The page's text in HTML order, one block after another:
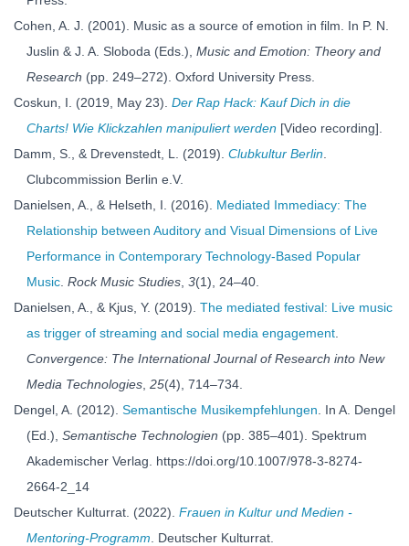
Cohen, A. J. (2001). Music as a source of emotion in film. In P. N.
Juslin & J. A. Sloboda (Eds.), Music and Emotion: Theory and
Research (pp. 249–272). Oxford University Press.
Coskun, I. (2019, May 23). Der Rap Hack: Kauf Dich in die
Charts! Wie Klickzahlen manipuliert werden [Video recording].
Damm, S., & Drevenstedt, L. (2019). Clubkultur Berlin
Clubcommission Berlin e.V.
Danielsen, A., & Helseth, I. (2016). Mediated Immediacy: The
Relationship between Auditory and Visual Dimensions of Live
Performance in Contemporary Technology-Based Popular
Music Rock Music Studies 3(1), 24–40.
Danielsen, A., & Kjus, Y. (2019). The mediated festival: Live music
as trigger of streaming and social media engagement
Convergence: The International Journal of Research into New
Media Technologies 25(4), 714–734.
Dengel, A. (2012). Semantische Musikempfehlungen . In A. Dengel
(Ed.), Semantische Technologien (pp. 385–401). Spektrum
Akademischer Verlag. https://doi.org/10.1007/978-3-8274-
2664-2_14
Deutscher Kulturrat. (2022). Frauen in Kultur und Medien -
Mentoring-Programm . Deutscher Kulturrat.